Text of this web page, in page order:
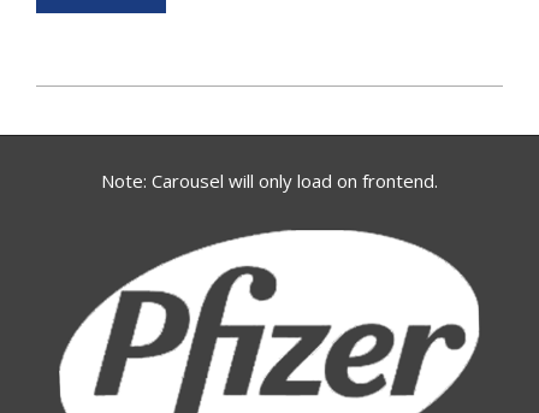
03-
Note: Carousel will only load on frontend.